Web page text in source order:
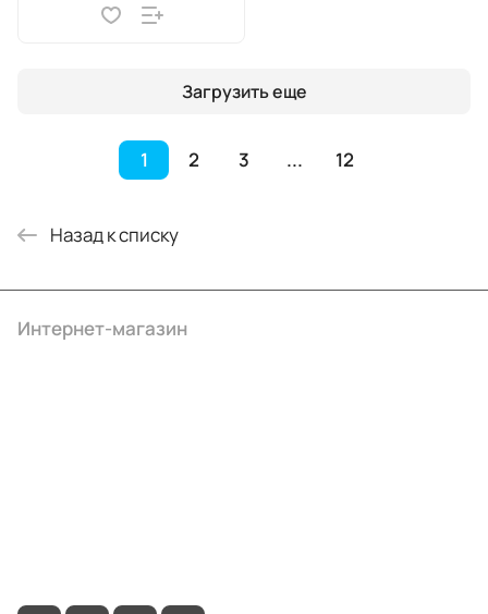
Загрузить еще
1 2 3 ... 12
Назад к списку
Интернет-магазин